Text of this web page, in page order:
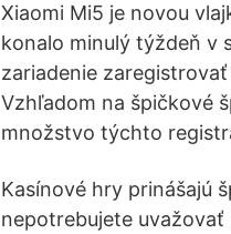
Xiaomi Mi5 je novou
konalo minulý týždeň v
zariadenie
Vzhľadom na špičkové
množstvo týchto
Kasínové hry prinášajú
nepotrebujete